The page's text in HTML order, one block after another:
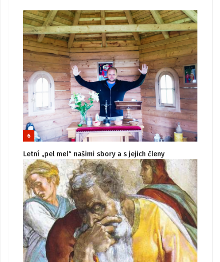
6
Letní „pel mel“ našimi sbory a s jejich členy